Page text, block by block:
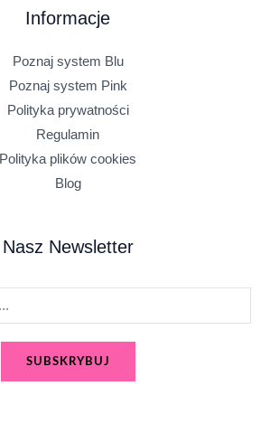
Informacje
Poznaj system Blu
Poznaj system Pink
Polityka prywatności
Regulamin
Polityka plików cookies
Blog
Nasz Newsletter
SUBSKRYBUJ